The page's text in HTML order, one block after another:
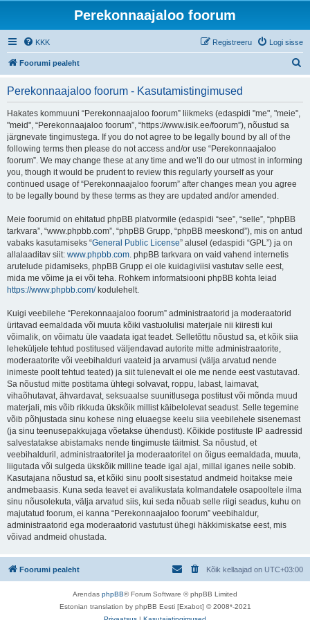
Perekonnaajaloo foorum
KKK Logi sisse
Registreeru
Foorumi pealeht
Perekonnaajaloo foorum - Kasutamistingimused
Hakates kommuuni “Perekonnaajaloo foorum” liikmeks (edaspidi "me", "meie",
"meid", “Perekonnaajaloo foorum”, “https://www.isik.ee/foorum”), nõustud sa
järgnevate tingimustega. If you do not agree to be legally bound by all of the
following terms then please do not access and/or use “Perekonnaajaloo
foorum”. We may change these at any time and we’ll do our utmost in informing
you, though it would be prudent to review this regularly yourself as your
continued usage of “Perekonnaajaloo foorum” after changes mean you agree
to be legally bound by these terms as they are updated and/or amended.
Meie foorumid on ehitatud phpBB platvormile (edaspidi “see”, “selle”, “phpBB
tarkvara”, “www.phpbb.com”, “phpBB Grupp, “phpBB meeskond”), mis on antud
vabaks kasutamiseks “General Public License” alusel (edaspidi “GPL”) ja on
allalaaditav siit: www.phpbb.com. phpBB tarkvara on vaid vahend internetis
arutelude pidamiseks, phpBB Grupp ei ole kuidagiviisi vastutav selle eest,
mida me võime ja ei või teha. Rohkem informatsiooni phpBB kohta leiad
https://www.phpbb.com/kodulehelt.
Kuigi veebilehe “Perekonnaajaloo foorum” administraatorid ja moderaatorid
üritavad eemaldada või muuta kõiki vastuolulisi materjale nii kiiresti kui
võimalik, on võimatu üle vaadata igat teadet. Selletõttu nõustud sa, et kõik siia
leheküljele tehtud postitused väljendavad autorite mitte administraatorite,
moderaatorite või veebihalduri vaateid ja arvamusi (välja arvatud nende
inimeste poolt tehtud teated) ja siit tulenevalt ei ole me nende eest vastutavad.
Sa nõustud mitte postitama ühtegi solvavat, roppu, labast, laimavat,
vihaõhutavat, ähvardavat, seksuaalse suunitlusega postitust või mõnda muud
materjali, mis võib rikkuda ükskõik millist käibelolevat seadust. Selle tegemine
võib põhjustada sinu kohese ning eluaegse keelu siia veebilehele sisenemast
(ja sinu teenusepakkujaga võetakse ühendust). Kõikide postituste IP aadressid
salvestatakse abistamaks nende tingimuste täitmist. Sa nõustud, et
veebihalduril, administraatoritel ja moderaatoritel on õigus eemaldada, muuta,
liigutada või sulgeda ükskõik milline teade igal ajal, millal iganes neile sobib.
Kasutajana nõustud sa, et kõiki sinu poolt sisestatud andmeid hoitakse meie
andmebaasis. Kuna seda teavet ei avalikustata kolmandatele osapooltele ilma
sinu nõusolekuta, välja arvatud siis, kui seda nõuab selle riigi seadus, kuhu on
majutatud foorum, ei kanna “Perekonnaajaloo foorum” veebihaldur,
administraatorid ega moderaatorid vastutust ühegi häkkimiskatse eest, mis
võivad andmeid ohustada.
Foorumi pealeht Kõik kellaajad on UTC+03:00
Arendas phpBB® Forum Software © phpBB Limited
Estonian translation by phpBB Eesti [Exabot] © 2008*-2021